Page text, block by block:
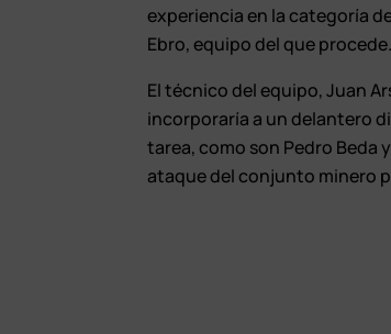
experiencia en la categoría
Ebro, equipo del que procede.
El técnico del equipo, Juan
incorporaría a un delantero
tarea, como son Pedro Beda
ataque del conjunto minero